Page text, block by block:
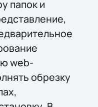
папок и
web-
обрезку